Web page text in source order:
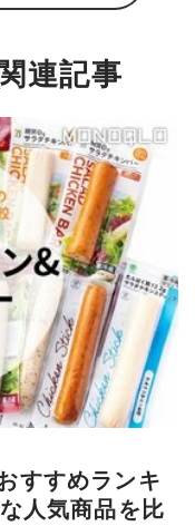
連記事
すすめランキ
人気商品を比